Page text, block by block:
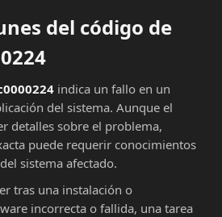
del código de
indica un fallo en un
del sistema. Aunque el
detalles sobre el problema,
puede requerir conocimientos
sistema afectado.
tras una instalación o
incorrecta o fallida, una tarea